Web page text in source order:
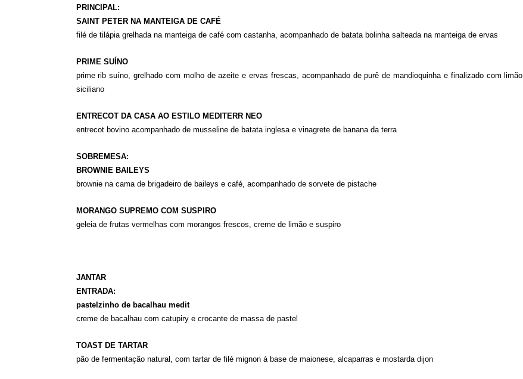
PRINCIPAL:
SAINT PETER NA MANTEIGA DE CAFÉ
filé de tilápia grelhada na manteiga de café com castanha, acompanhado de batata bolinha salteada na manteiga de ervas
PRIME SUÍNO
prime rib suíno, grelhado com molho de azeite e ervas frescas, acompanhado de purê de mandioquinha e finalizado com limão
siciliano
ENTRECOT DA CASA AO ESTILO MEDITERR NEO
entrecot bovino acompanhado de musseline de batata inglesa e vinagrete de banana da terra
SOBREMESA:
BROWNIE BAILEYS
brownie na cama de brigadeiro de baileys e café, acompanhado de sorvete de pistache
MORANGO SUPREMO COM SUSPIRO
geleia de frutas vermelhas com morangos frescos, creme de limão e suspiro
JANTAR
ENTRADA:
pastelzinho de bacalhau medit
creme de bacalhau com catupiry e crocante de massa de pastel
TOAST DE TARTAR
pão de fermentação natural, com tartar de filé mignon à base de maionese, alcaparras e mostarda dijon